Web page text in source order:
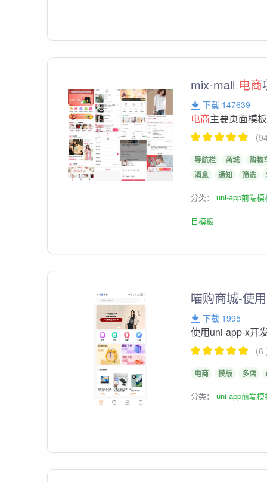
mix-mall 电商
下载 147639
电商主要页面模板
（
导航栏 商城
购物
消息
通知 筛选
分类：uni-app前端模
目模板
喵购商城-使
下载 1995
使用uni-app-x开
（
电商 模版 多店
分类：uni-app前端模